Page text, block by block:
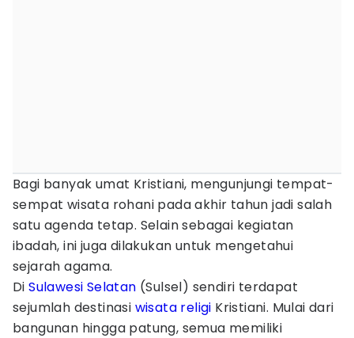
Bagi banyak umat Kristiani, mengunjungi tempat-
sempat wisata rohani pada akhir tahun jadi salah
satu agenda tetap. Selain sebagai kegiatan
ibadah, ini juga dilakukan untuk mengetahui
sejarah agama.
DiSulawesi Selatan (Sulsel) sendiri terdapat
sejumlah destinasi wisata religi Kristiani. Mulai dari
bangunan hingga patung, semua memiliki